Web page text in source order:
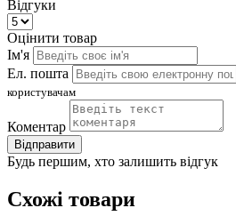
Відгуки
Оцінити товар
Ім'я
Ел. пошта
користувачам
Коментар
Відправити
Будь першим, хто залишить відгук
Схожі товари